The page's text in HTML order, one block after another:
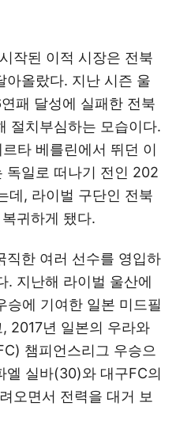
작된 이적 시장은 전북
아올랐다. 지난 시즌 울
패 달성에 실패한 전북
절치부심하는 모습이다.
타 베를린에서 뛰던 이
독일로 떠나기 전인 202
데, 라이벌 구단인 전북
귀하게 됐다.
직한 여러 선수를 영입하
. 지난해 라이벌 울산에
승에 기여한 일본 미드필
2017년 일본의 우라와
챔피언스리그 우승으
엘 실바(30)와 대구FC의
오면서 전력을 대거 보